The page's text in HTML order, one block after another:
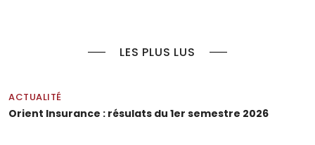
LES PLUS LUS
ACTUALITÉ
Orient Insurance : résulats du 1er semestre 2026